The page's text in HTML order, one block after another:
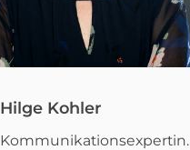
Hilge Kohler
Kommunikationsexpertin.